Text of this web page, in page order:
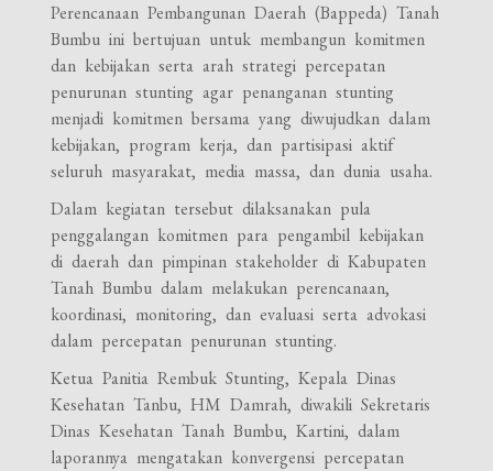
Perencanaan Pembangunan Daerah (Bappeda) Tanah
Bumbu ini bertujuan untuk membangun komitmen
dan kebijakan serta arah strategi percepatan
penurunan stunting agar penanganan stunting
menjadi komitmen bersama yang diwujudkan dalam
kebijakan, program kerja, dan partisipasi aktif
seluruh masyarakat, media massa, dan dunia usaha.
Dalam kegiatan tersebut dilaksanakan pula
penggalangan komitmen para pengambil kebijakan
di daerah dan pimpinan stakeholder di Kabupaten
Tanah Bumbu dalam melakukan perencanaan,
koordinasi, monitoring, dan evaluasi serta advokasi
dalam percepatan penurunan stunting.
Ketua Panitia Rembuk Stunting, Kepala Dinas
Kesehatan Tanbu, HM Damrah, diwakili Sekretaris
Dinas Kesehatan Tanah Bumbu, Kartini, dalam
laporannya mengatakan konvergensi percepatan